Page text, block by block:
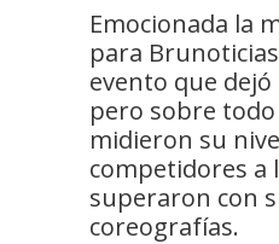
Emocionada la
para
evento que
pero sobre
midieron su
competidores a
superaron con
coreografías.